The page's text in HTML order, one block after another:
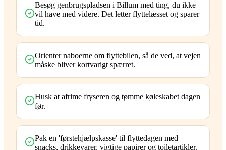
Besøg genbrugspladsen i Billum med ting, du ikke
vil have med videre. Det letter flyttelæsset og sparer
tid.
Orienter naboerne om flyttebilen, så de ved, at vejen
måske bliver kortvarigt spærret.
Husk at afrime fryseren og tømme køleskabet dagen
før.
Pak en 'førstehjælpskasse' til flyttedagen med
snacks, drikkevarer, vigtige papirer og toiletartikler.